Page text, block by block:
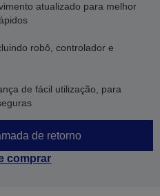
atualizado para melhor
robô, controlador e
de fácil utilização, para
de retorno
comprar